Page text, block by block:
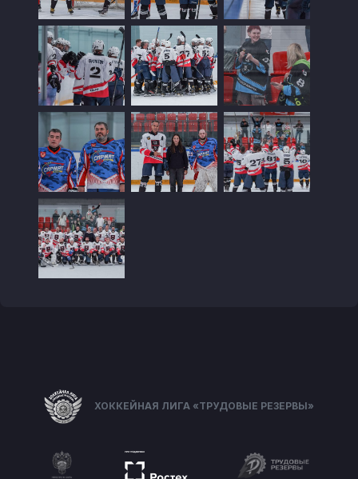
ХОККЕЙНАЯ ЛИГА «ТРУДОВЫЕ РЕЗЕРВЫ»